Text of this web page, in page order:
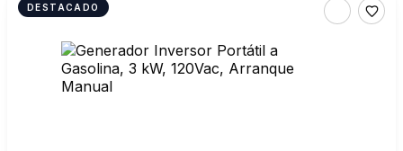
DESTACADO